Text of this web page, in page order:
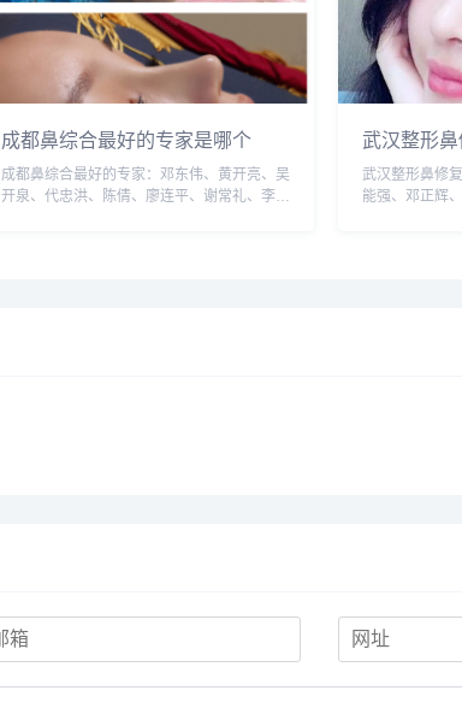
成都鼻综合最好的专家是哪个
成都鼻综合最好的专家：邓东伟、黄开亮、吴
开泉、代忠洪、陈倩、廖连平、谢常礼、李从
武汉整形
武汉整形鼻修
能强、邓正辉